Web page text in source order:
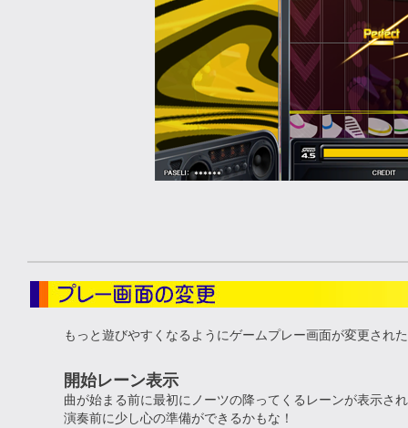
もっと遊びやすくなるようにゲームプレー画面が変更され
開始レーン表示
曲が始まる前に最初にノーツの降ってくるレーンが表示さ
演奏前に少し心の準備ができるかもな！